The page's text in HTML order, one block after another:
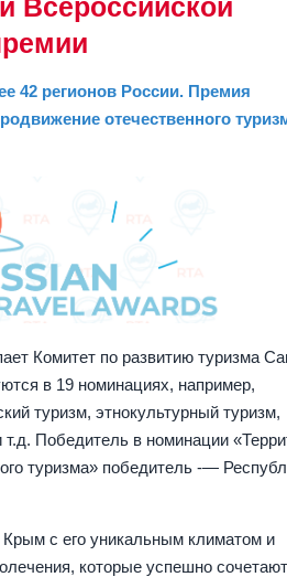
Всероссийской
42 регионов России. Премия
отечественного
Комитет по развитию туризма
в 19 номинациях, например,
туризм, этнокультурный туризм,
т.д. Победитель в номинации
туризма» победитель -—
с его уникальным климатом и
которые успешно